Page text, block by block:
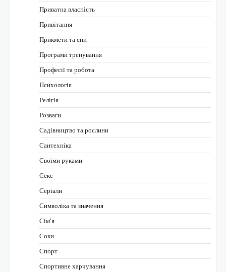
Приватна власність
Привітання
Прикмети та сни
Програми тренування
Професії та робота
Психологія
Релігія
Розваги
Садівництво та рослини
Сантехніка
Своїми руками
Секс
Серіали
Символіка та значення
Сім’я
Соки
Спорт
Спортивне харчування